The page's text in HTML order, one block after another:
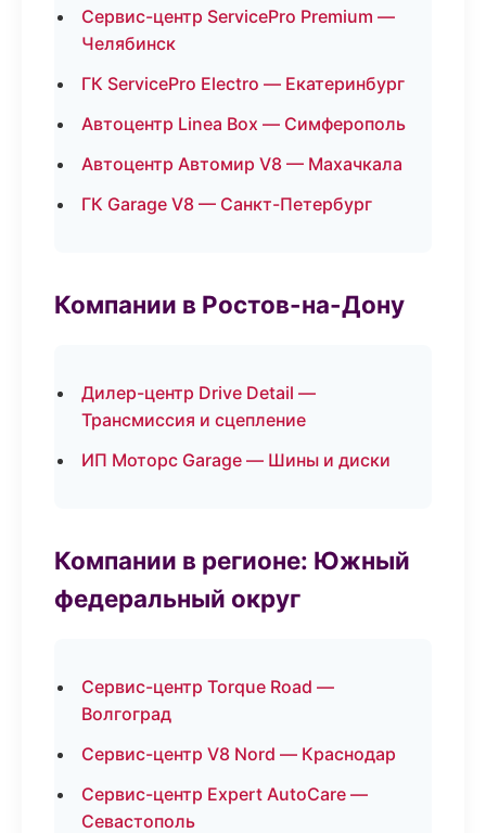
Сервис-центр ServicePro Premium —
Челябинск
ГК ServicePro Electro — Екатеринбург
Автоцентр Linea Box — Симферополь
Автоцентр Автомир V8 — Махачкала
ГК Garage V8 — Санкт-Петербург
Компании в Ростов-на-Дону
Дилер-центр Drive Detail —
Трансмиссия и сцепление
ИП Моторс Garage — Шины и диски
Компании в регионе: Южный
федеральный округ
Сервис-центр Torque Road —
Волгоград
Сервис-центр V8 Nord — Краснодар
Сервис-центр Expert AutoCare —
Севастополь